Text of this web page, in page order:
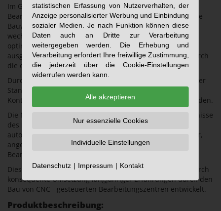
Im Gegensatz zu den üblichen horizontalen
Bearbeitungszentren sind die Werkstücke durch die offene
Bauweise der Maschine schnell und unkompliziert zu
wechseln. Durch den, für die Bearbeitungsaufgabe
optimierten Aufbau konnte die Maschine sehr kompakt
ausgeführt werden. Größere Werkstücklängen spielen durch
die offene Bauform eine untergeordnete Rolle.
Durch die Verwendung der CNC-Steuerung und integrierter
Standard-Zyklen können sowohl u.a. Lochbilder und auch
Konturen an Werkstückenden unkompliziert gefertigt werden.
Die Maschinenspezifikation kann speziell an die Erfordernisse
des Kunden angepasst werden. Realisierbar sind u.a.
automatische Werkzeugwechsler, innere Kühlmittelzufuhr,
angepasste Drehzahl- und Hubbereiche der
Bearbeitungseinheit und vieles mehr.
Diese Maschine und ihre möglichen Optionen wurden durch
konsequente Umsetzung langjähriger Erfahrungen durch den
Bau von CNC - gesteuerten Bearbeitungszentren entwickelt.
Produktbeschreibung:
statistischen Erfassung von Nutzerverhalten, der
Anzeige personalisierter Werbung und Einbindung
sozialer Medien. Je nach Funktion können diese
Daten auch an Dritte zur Verarbeitung
weitergegeben werden. Die Erhebung und
Verarbeitung erfordert Ihre freiwillige Zustimmung,
die jederzeit über die Cookie-Einstellungen
widerrufen werden kann.
Alle akzeptieren
Nur essenzielle Cookies
Individuelle Einstellungen
Datenschutz Impressum Kontakt